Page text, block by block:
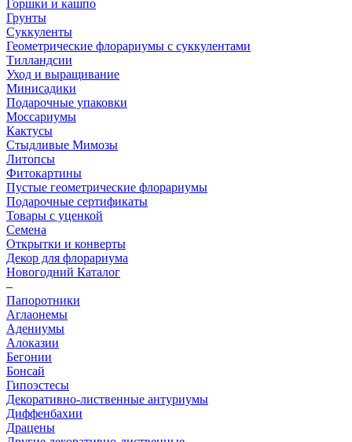
Горшки и кашпо
Грунты
Суккуленты
Геометрические флорариумы с суккулентами
Тилландсии
Уход и выращивание
Минисадики
Подарочные упаковки
Моссариумы
Кактусы
Стыдливые Мимозы
Литопсы
Фитокартины
Пустые геометрические флорариумы
Подарочные сертификаты
Товары с уценкой
Семена
Открытки и конверты
Декор для флорариума
Новогодний Каталог
–
Папоротники
Аглаонемы
Адениумы
Алоказии
Бегонии
Бонсай
Гипоэстесы
Декоративно-лиственные антуриумы
Диффенбахии
Драцены